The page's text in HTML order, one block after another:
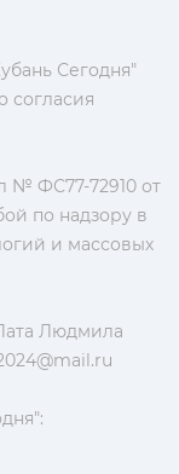
Сегодня"
согласия
№ ФС77-72910 от
по надзору в
и массовых
Людмила